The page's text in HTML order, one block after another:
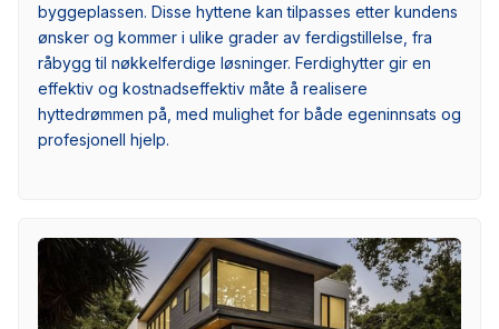
byggeplassen. Disse hyttene kan tilpasses etter kundens
ønsker og kommer i ulike grader av ferdigstillelse, fra
råbygg til nøkkelferdige løsninger. Ferdighytter gir en
effektiv og kostnadseffektiv måte å realisere
hyttedrømmen på, med mulighet for både egeninnsats og
profesjonell hjelp.